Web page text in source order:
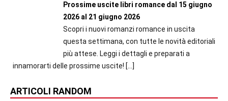
Prossime uscite libri romance dal 15 giugno
2026 al 21 giugno 2026
Scopri i nuovi romanzi romance in uscita
questa settimana, con tutte le novità editoriali
più attese. Leggi i dettagli e preparati a
innamorarti delle prossime uscite! […]
ARTICOLI RANDOM